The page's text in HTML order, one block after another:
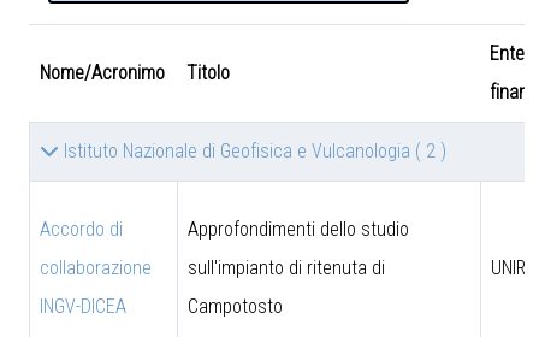
Nome/Acronimo Titolo
Ente
Istituto Nazionale di Geofisica e Vulcanologia ( 2 )
Accordo di
collaborazione
INGV-DICEA
Approfondimenti dello studio
sull'impianto di ritenuta di
Campotosto